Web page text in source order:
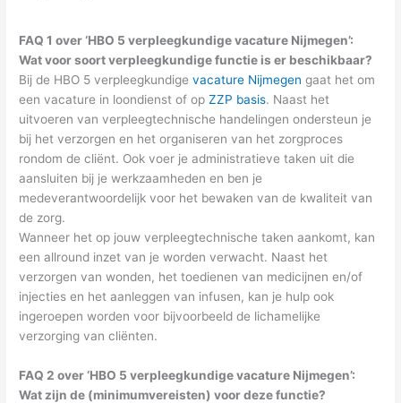
FAQ 1 over ‘HBO 5 verpleegkundige vacature Nijmegen’:
Wat voor soort verpleegkundige functie is er beschikbaar?
Bij de HBO 5 verpleegkundigevacature Nijmegen gaat het om
een vacature in loondienst of opZZP basis. Naast het
uitvoeren van verpleegtechnische handelingen ondersteun je
bij het verzorgen en het organiseren van het zorgproces
rondom de cliënt. Ook voer je administratieve taken uit die
aansluiten bij je werkzaamheden en ben je
medeverantwoordelijk voor het bewaken van de kwaliteit van
de zorg.
Wanneer het op jouw verpleegtechnische taken aankomt, kan
een allround inzet van je worden verwacht. Naast het
verzorgen van wonden, het toedienen van medicijnen en/of
injecties en het aanleggen van infusen, kan je hulp ook
ingeroepen worden voor bijvoorbeeld de lichamelijke
verzorging van cliënten.
FAQ 2 over ‘HBO 5 verpleegkundige vacature Nijmegen’:
Wat zijn de (minimumvereisten) voor deze functie?